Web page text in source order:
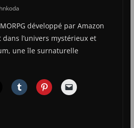
développé par Amazon
l’univers mystérieux et
une île surnaturelle